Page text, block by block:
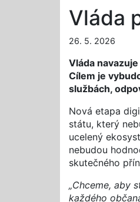
Vláda
26. 5. 2026
Vláda
Cílem je
službách,
Nová etapa
státu, který
ucelený
nebudou
skutečného
„Chceme, aby
každého